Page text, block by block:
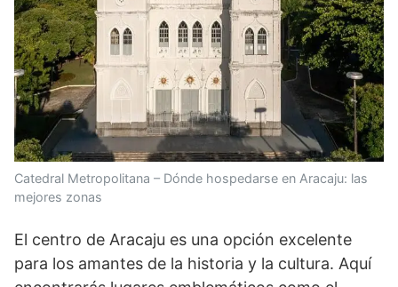
Catedral Metropolitana – Dónde hospedarse en Aracaju: las
mejores zonas
El centro de Aracaju es una opción excelente
para los amantes de la historia y la cultura. Aquí